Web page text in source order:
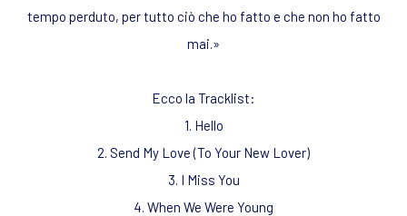
tempo perduto, per tutto ciò che ho fatto e che non ho fatto
mai. »
Ecco la Tracklist:
1. Hello
2. Send My Love (To Your New Lover)
3. I Miss You
4. When We Were Young